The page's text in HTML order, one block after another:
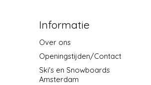
Informatie
Over ons
Openingstijden/Contact
Ski's en Snowboards
Amsterdam